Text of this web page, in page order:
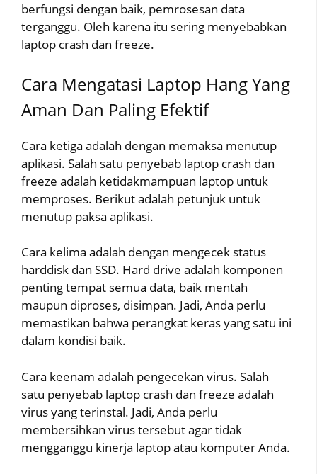
berfungsi dengan baik, pemrosesan data
terganggu. Oleh karena itu sering menyebabkan
laptop crash dan freeze.
Cara Mengatasi Laptop Hang Yang
Aman Dan Paling Efektif
Cara ketiga adalah dengan memaksa menutup
aplikasi. Salah satu penyebab laptop crash dan
freeze adalah ketidakmampuan laptop untuk
memproses. Berikut adalah petunjuk untuk
menutup paksa aplikasi.
Cara kelima adalah dengan mengecek status
harddisk dan SSD. Hard drive adalah komponen
penting tempat semua data, baik mentah
maupun diproses, disimpan. Jadi, Anda perlu
memastikan bahwa perangkat keras yang satu ini
dalam kondisi baik.
Cara keenam adalah pengecekan virus. Salah
satu penyebab laptop crash dan freeze adalah
virus yang terinstal. Jadi, Anda perlu
membersihkan virus tersebut agar tidak
mengganggu kinerja laptop atau komputer Anda.